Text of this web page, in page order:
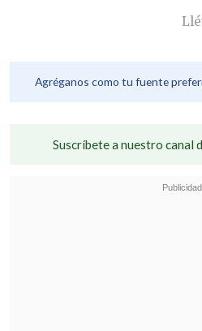
Agréganos como tu fuente
Suscríbete a nuestro canal